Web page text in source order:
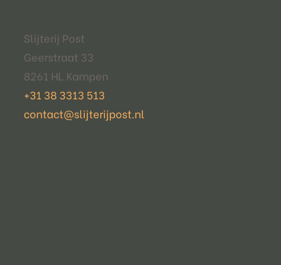
Slijterij Post
Geerstraat 33
8261 HL Kampen
+31 38 3313 513
contact@slijterijpost.nl